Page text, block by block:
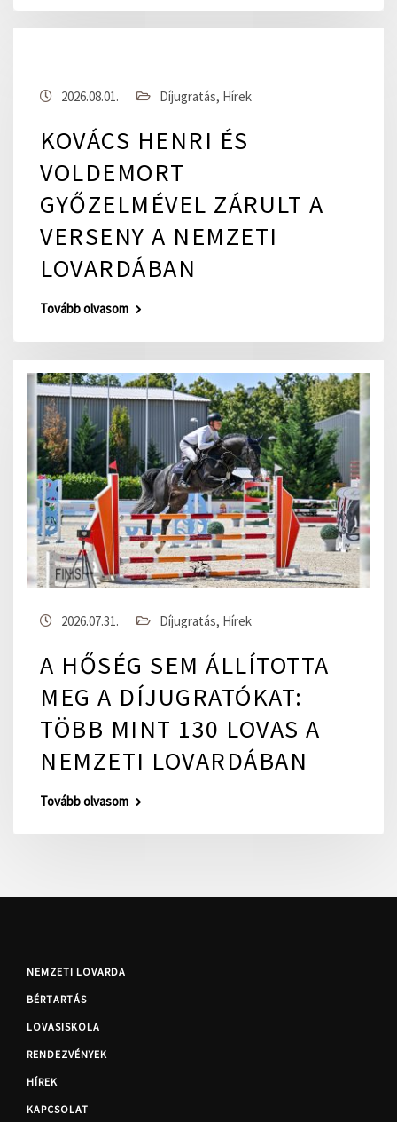
2026.08.01. Díjugratás, Hírek
KOVÁCS HENRI ÉS
VOLDEMORT
GYŐZELMÉVEL ZÁRULT A
VERSENY A NEMZETI
LOVARDÁBAN
Tovább olvasom
2026.07.31. Díjugratás, Hírek
A HŐSÉG SEM ÁLLÍTOTTA
MEG A DÍJUGRATÓKAT:
TÖBB MINT 130 LOVAS A
NEMZETI LOVARDÁBAN
Tovább olvasom
NEMZETI LOVARDA
BÉRTARTÁS
LOVASISKOLA
RENDEZVÉNYEK
HÍREK
KAPCSOLAT